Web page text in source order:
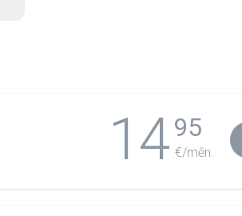
1495
€/mēn.